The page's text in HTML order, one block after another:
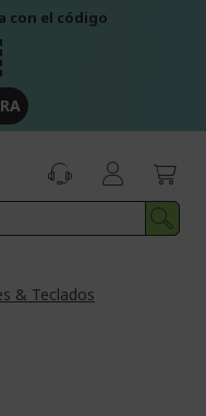
con el código
& Teclados